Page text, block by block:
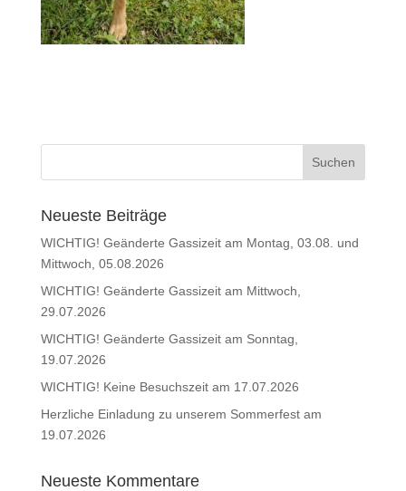
Neueste Beiträge
WICHTIG! Geänderte Gassizeit am Montag, 03.08. und
Mittwoch, 05.08.2026
WICHTIG! Geänderte Gassizeit am Mittwoch,
29.07.2026
WICHTIG! Geänderte Gassizeit am Sonntag,
19.07.2026
WICHTIG! Keine Besuchszeit am 17.07.2026
Herzliche Einladung zu unserem Sommerfest am
19.07.2026
Neueste Kommentare